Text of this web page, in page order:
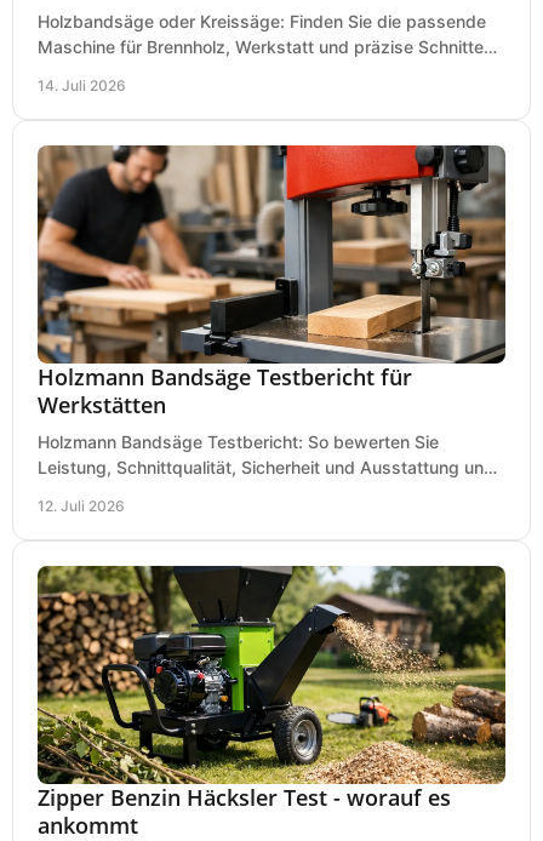
Holzbandsäge oder Kreissäge: Finden Sie die passende
Maschine für Brennholz, Werkstatt und präzise Schnitte
14. Juli 2026
Holzmann Bandsäge Testbericht für
Werkstätten
Holzmann Bandsäge Testbericht: So bewerten Sie
Leistung, Schnittqualität, Sicherheit und Ausstattung und
12. Juli 2026
Zipper Benzin Häcksler Test - worauf es
ankommt